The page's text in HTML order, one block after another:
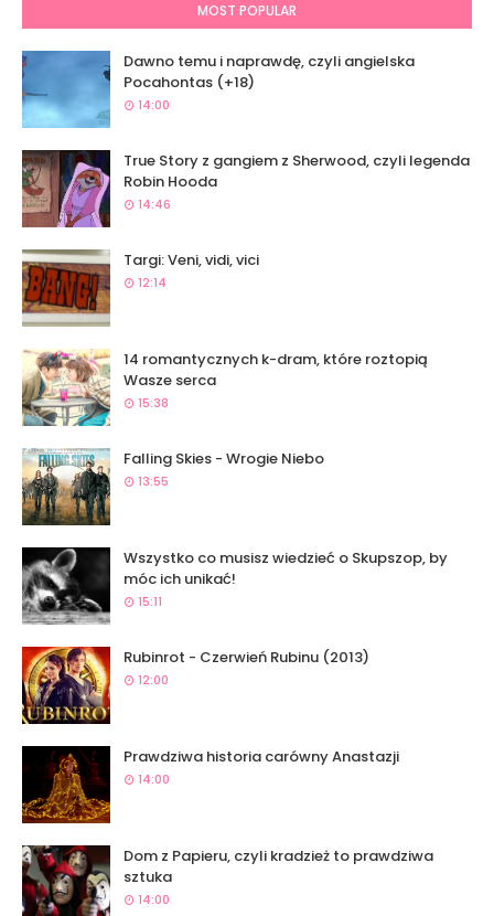
MOST POPULAR
Dawno temu i naprawdę, czyli angielska
Pocahontas (+18)
14:00
True Story z gangiem z Sherwood, czyli legenda
Robin Hooda
14:46
Targi: Veni, vidi, vici
12:14
14 romantycznych k-dram, które roztopią
Wasze serca
15:38
Falling Skies - Wrogie Niebo
13:55
Wszystko co musisz wiedzieć o Skupszop, by
móc ich unikać!
15:11
Rubinrot - Czerwień Rubinu (2013)
12:00
Prawdziwa historia carówny Anastazji
14:00
Dom z Papieru, czyli kradzież to prawdziwa
sztuka
14:00